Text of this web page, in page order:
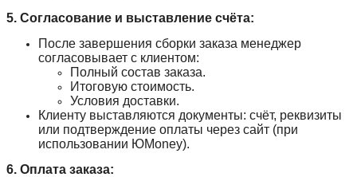
5. Согласование и выставление счёта:
После завершения сборки заказа менеджер
согласовывает с клиентом:
Полный состав заказа.
Итоговую стоимость.
Условия доставки.
Клиенту выставляются документы: счёт, реквизиты
или подтверждение оплаты через сайт (при
использовании ЮMoney).
6. Оплата заказа: